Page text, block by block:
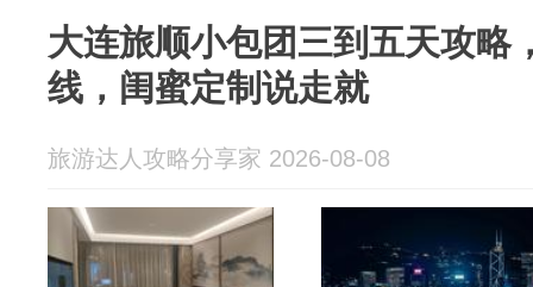
大连旅顺小包团三到五天攻略
线，闺蜜定制说走就
旅游达人攻略分享家 2026-08-08